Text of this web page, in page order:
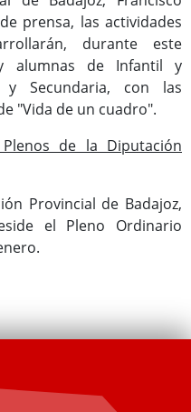
prensa, las actividades
durante este
alumnas de Infantil y
Secundaria, con las
"Vida de un cuadro".
Plenos de la Diputación
Provincial de Badajoz,
el Pleno Ordinario